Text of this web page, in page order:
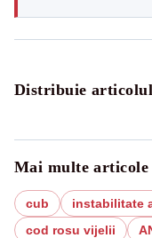
Distribuie articolul
Mai multe articole
cub instabilitate
cod rosu vijelii